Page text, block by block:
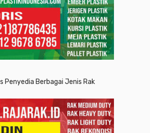
Penyedia Berbagai Jenis Rak